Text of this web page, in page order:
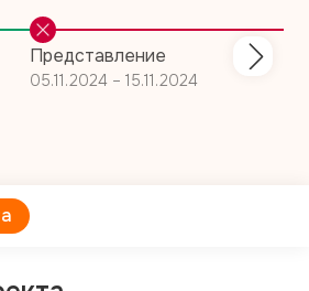
Представление
05.11.2024 – 15.11.2024